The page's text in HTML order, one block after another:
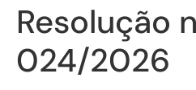
Resolução
024/2026